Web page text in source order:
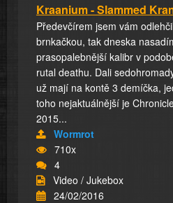
Kraanium - Slammed
Předevčírem jsem vám
brnkačkou, tak dneska
prasopalebnější kalibr v
rutal deathu. Dali
už mají na kontě 3 demíčka,
toho nejaktuálnější je
2015...
Wormrot
710x
4
Video / Jukebox
24/02/2016